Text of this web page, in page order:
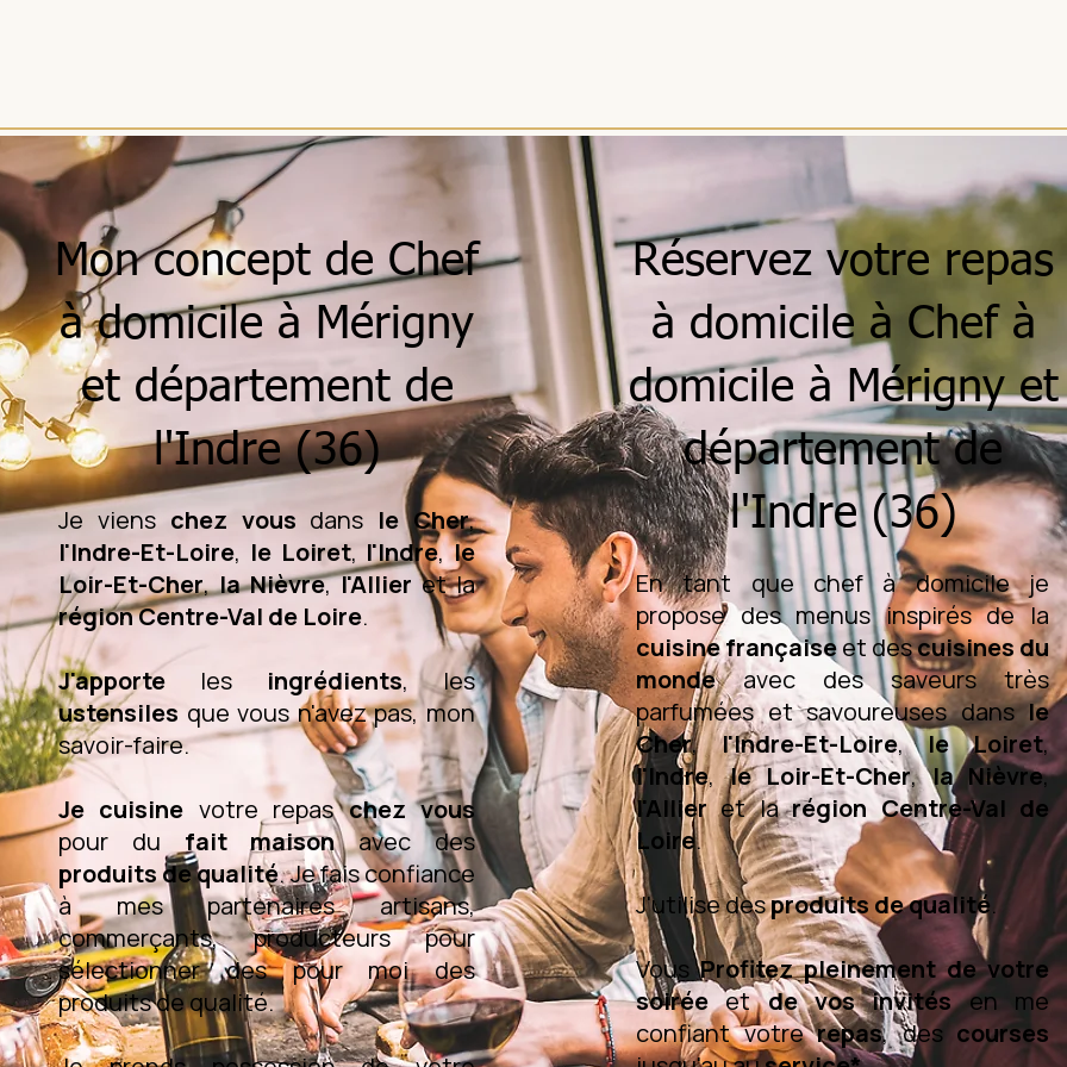
Mon concept de Chef
à domicile à Mérigny
et département de
l'Indre (36)
Je viens chez vous dans le Cher,
l'Indre-Et-Loire, le Loiret, l'Indre,le
Loir-Et-Cher,la Nièvre,l'Allieret la
région Centre-Val de Loire.
J'apporte les ingrédients, les
ustensiles que vous n'avez pas, mon
savoir-faire.
Je cuisine votre repaschez vous
pour du fait maisonavec des
produits de qualité. Je fais confiance
à mes partenaires artisans,
commerçants, producteurs pour
sélectionner des pour moi des
produits de qualité.
Réservez votre repas
à domicile à Chef à
domicile à Mérigny et
département de
l'Indre (36)
En tant que chef à domicile je
propose des menus inspirés de la
cuisine françaiseet descuisines du
mondeavec des saveurs très
parfumées et savoureuses dansle
Cher,l'Indre-Et-Loire,le Loiret,
l'Indre,le Loir-Et-Cher,la Nièvre,
l'Allieret larégion Centre-Val de
Loire.
J'utilise desproduits de qualité.
VousProfitez pleinement de votre
soiréeetde vos invitésen me
confiant votrerepas, descourses